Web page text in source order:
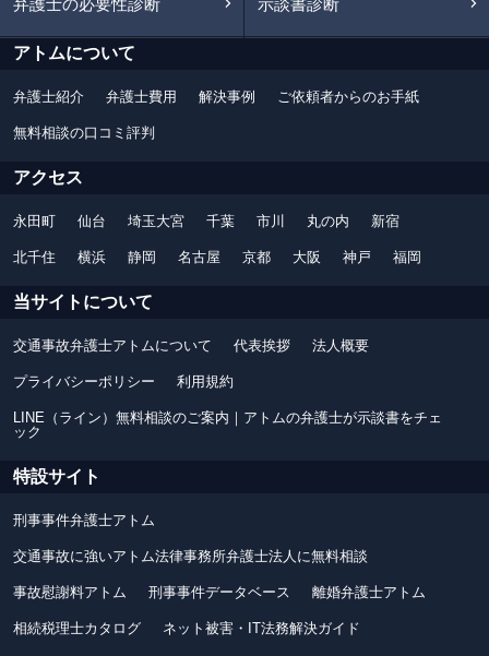
弁護士の必要性診断 示談書診断
アトムについて
弁護士紹介 弁護士費用 解決事例 ご依頼者からのお手紙
無料相談の口コミ評判
アクセス
永田町 仙台 埼玉大宮 千葉 市川 丸の内 新宿
北千住 横浜 静岡 名古屋 京都 大阪 神戸 福岡
当サイトについて
交通事故弁護士アトムについて 代表挨拶 法人概要
プライバシーポリシー 利用規約
LINE（ライン）無料相談のご案内｜アトムの弁護士が示談書をチェ
ック
特設サイト
刑事事件弁護士アトム
交通事故に強いアトム法律事務所弁護士法人に無料相談
事故慰謝料アトム 刑事事件データベース 離婚弁護士アトム
相続税理士カタログ ネット被害・IT法務解決ガイド